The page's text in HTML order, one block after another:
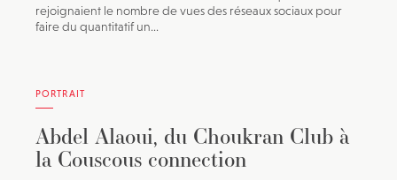
rejoignaient le nombre de vues des réseaux sociaux pour
faire du quantitatif un...
PORTRAIT
Abdel Alaoui, du Choukran Club à
la Couscous connection